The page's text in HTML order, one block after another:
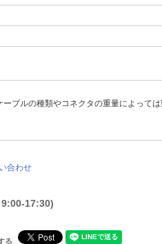
ブルの種類やコネクタの重量によっては
合わせ
17:30)
る